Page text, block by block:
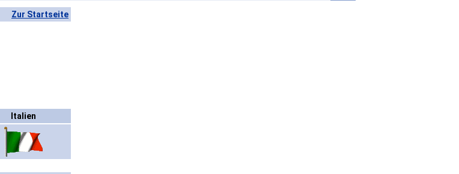
Zur Startseite
Italien